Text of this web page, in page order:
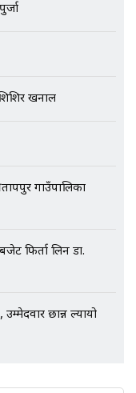
सेटिङः१
Footage Lost |
खनाल
गाउँपालिका
फिर्ता लिन डा.
छान्न ल्यायो